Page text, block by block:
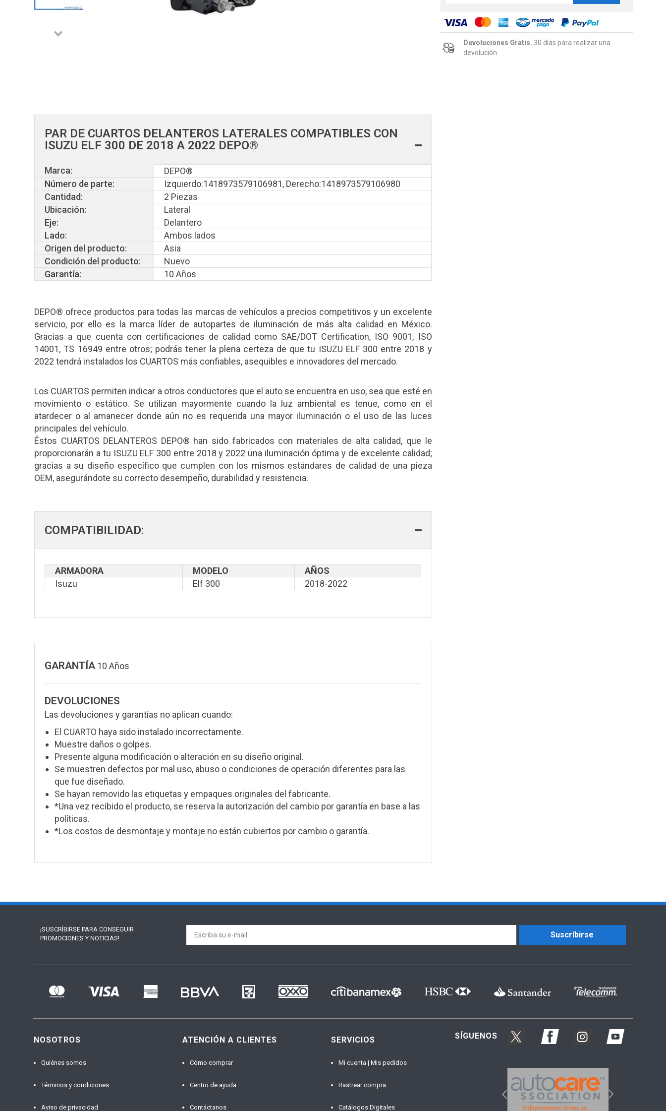
Devoluciones Gratis. 30 días para realizar una
devolución
PAR DE CUARTOS DELANTEROS LATERALES COMPATIBLES CON
ISUZU ELF 300 DE 2018 A 2022 DEPO®
Marca:
DEPO®
Número de parte:
Izquierdo:1418973579106981, Derecho:1418973579106980
Cantidad:
2 Piezas
Ubicación:
Lateral
Eje:
Delantero
Lado:
Ambos lados
Origen del producto:
Asia
Condición del producto:
Nuevo
Garantía:
10 Años
DEPO® ofrece productos para todas las marcas de vehículos a precios competitivos y un excelente
servicio, por ello es la marca líder de autopartes de iluminación de más alta calidad en México.
Gracias a que cuenta con certificaciones de calidad como SAE/DOT Certification, ISO 9001, ISO
14001, TS 16949 entre otros; podrás tener la plena certeza de que tu ISUZU ELF 300 entre 2018 y
2022 tendrá instalados los CUARTOS más confiables, asequibles e innovadores del mercado.
Los CUARTOS permiten indicar a otros conductores que el auto se encuentra en uso, sea que esté en
movimiento o estático. Se utilizan mayormente cuando la luz ambiental es tenue, como en el
atardecer o al amanecer donde aún no es requerida una mayor iluminación o el uso de las luces
principales del vehículo.
Éstos CUARTOS DELANTEROS DEPO® han sido fabricados con materiales de alta calidad, que le
proporcionarán a tu ISUZU ELF 300 entre 2018 y 2022 una iluminación óptima y de excelente calidad;
gracias a su diseño específico que cumplen con los mismos estándares de calidad de una pieza
OEM, asegurándote su correcto desempeño, durabilidad y resistencia.
COMPATIBILIDAD:
ARMADORA MODELO
AÑOS
Isuzu
Elf 300 2018-2022
GARANTÍA 10 Años
DEVOLUCIONES
Las devoluciones y garantías no aplican cuando:
El CUARTO haya sido instalado incorrectamente.
Muestre daños o golpes.
Presente alguna modificación o alteración en su diseño original.
Se muestren defectos por mal uso, abuso o condiciones de operación diferentes para las
que fue diseñado.
Se hayan removido las etiquetas y empaques originales del fabricante.
*Una vez recibido el producto, se reserva la autorización del cambio por garantía en base a las
políticas.
*Los costos de desmontaje y montaje no están cubiertos por cambio o garantía.
¡SUSCRÍBIRSE PARA CONSEGUIR
PROMOCIONES Y NOTICIAS!
Suscríbirse
NOSOTROS
Quiénes somos
Términos y condiciones
Aviso de privacidad
ATENCIÓN A CLIENTES
Cómo comprar
Centro de ayuda
Contáctanos
SERVICIOS
Mi cuenta | Mis pedidos
Rastrear compra
Catálogos Digitales
SÍGUENOS